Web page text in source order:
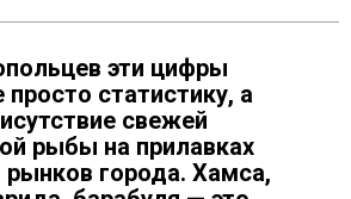
эти цифры
статистику, а
свежей
рыбы на прилавках
рынков города. Хамса,